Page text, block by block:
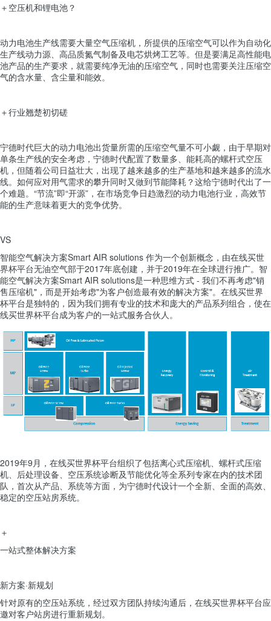
＋空压机和锂电池？
动力电池生产线需要大量空气压缩机，所提供的压缩空气可以作为自动化
生产线动力源、高品质氮气制备及电芯烘烤工艺等。但是要满足高性能电
池产品的生产要求，就需要纯净无油的压缩空气，同时也需要关注压缩空
气的含水量、含尘量和能效。
＋行业翘楚初切磋
宁德时代巨大的动力电池出货量所需的压缩空气量不可小觑，由于早期对
单条生产线的安全考虑，宁德时代配置了数量多、能耗高的螺杆式空压
机，但随着公司日益壮大，出现了越来越多的生产基地和越来越多的流水
线。如何应对用气需求的攀升同时又做到节能降耗？这给宁德时代出了一
个难题。“节流”即“开源”，在市场竞争日趋激烈的动力电池行业，高效节
能的生产意味着更大的竞争优势。
VS
智能空气解决方案Smart AIR solutions 作为一个创新概念，由在线买世
界杯平台无油空气部于2017年底创建，并于2019年在全球进行推广。智
能空气解决方案Smart AIR solutions是一种思维方式 - 我们不再考虑"销
售压缩机"，而是开始考虑"为客户创造最有效的解决方案"。在线买世界
杯平台是独特的，因为我们拥有专业的技术和庞大的产品系列组合，使在
线买世界杯平台成为客户的一站式服务合伙人。
2019年9月，在线买世界杯平台组织了包括离心式压缩机、螺杆式压缩
机、后处理设备、空压系统诊断及节能优化等全系列专家在内的技术团
队，首次从产品、系统等方面，为宁德时代设计一个全新、全面的高效、
稳定的空压站房系统。
＋
一站式整体解决方案
新方案·新规划
针对原有的空压站系统，经过双方团队持续沟通后，在线买世界杯平台应
邀对客户站房进行重新规划。